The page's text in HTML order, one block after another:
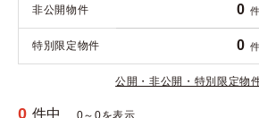
非公開物件 0 件
特別限定物件 0 件
公開・非公開・特別限定物
0 件中 0～0を表示